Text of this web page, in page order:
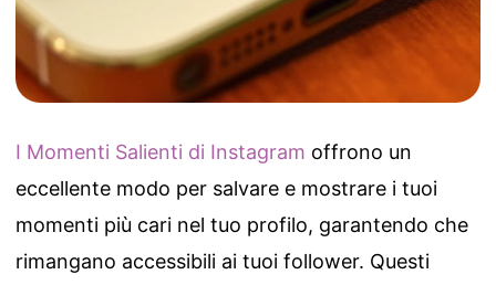
I Momenti Salienti di Instagram offrono un
eccellente modo per salvare e mostrare i tuoi
momenti più cari nel tuo profilo, garantendo che
rimangano accessibili ai tuoi follower. Questi